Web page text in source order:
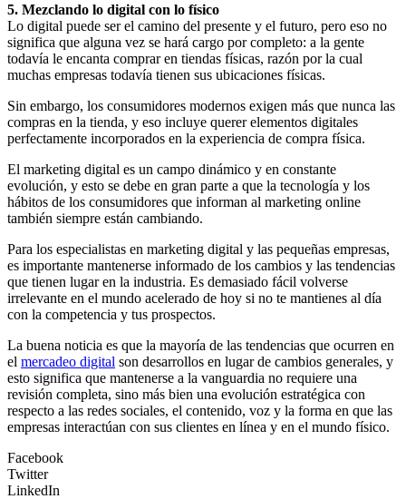
5. Mezclando lo digital con lo físico
Lo digital puede ser el camino del presente y el futuro, pero eso no
significa que alguna vez se hará cargo por completo: a la gente
todavía le encanta comprar en tiendas físicas, razón por la cual
muchas empresas todavía tienen sus ubicaciones físicas.
Sin embargo, los consumidores modernos exigen más que nunca las
compras en la tienda, y eso incluye querer elementos digitales
perfectamente incorporados en la experiencia de compra física.
El marketing digital es un campo dinámico y en constante
evolución, y esto se debe en gran parte a que la tecnología y los
hábitos de los consumidores que informan al marketing online
también siempre están cambiando.
Para los especialistas en marketing digital y las pequeñas empresas,
es importante mantenerse informado de los cambios y las tendencias
que tienen lugar en la industria. Es demasiado fácil volverse
irrelevante en el mundo acelerado de hoy si no te mantienes al día
con la competencia y tus prospectos.
La buena noticia es que la mayoría de las tendencias que ocurren en
el mercadeo digital son desarrollos en lugar de cambios generales, y
esto significa que mantenerse a la vanguardia no requiere una
revisión completa, sino más bien una evolución estratégica con
respecto a las redes sociales, el contenido, voz y la forma en que las
empresas interactúan con sus clientes en línea y en el mundo físico.
Facebook
Twitter
LinkedIn